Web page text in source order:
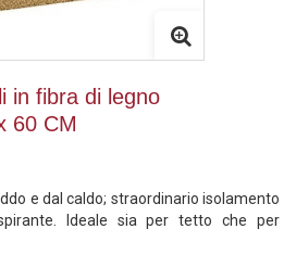
in fibra di legno
60 CM
e dal caldo; straordinario isolamento
Ideale sia per tetto che per